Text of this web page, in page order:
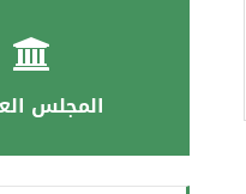
المجلس